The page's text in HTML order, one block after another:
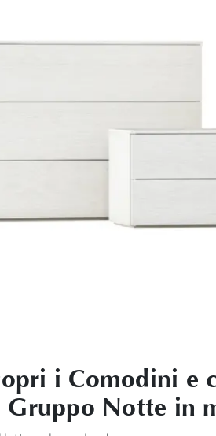
i Comodini
Gruppo Notte in